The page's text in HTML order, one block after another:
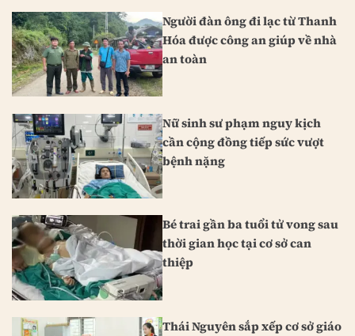
Người đàn ông đi lạc từ Thanh
Hóa được công an giúp về nhà
an toàn
Nữ sinh sư phạm nguy kịch
cần cộng đồng tiếp sức vượt
bệnh nặng
Bé trai gần ba tuổi tử vong sau
thời gian học tại cơ sở can
thiệp
Thái Nguyên sắp xếp cơ sở giáo